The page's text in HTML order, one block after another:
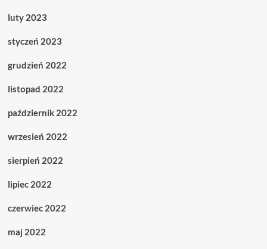
luty 2023
styczeń 2023
grudzień 2022
listopad 2022
październik 2022
wrzesień 2022
sierpień 2022
lipiec 2022
czerwiec 2022
maj 2022